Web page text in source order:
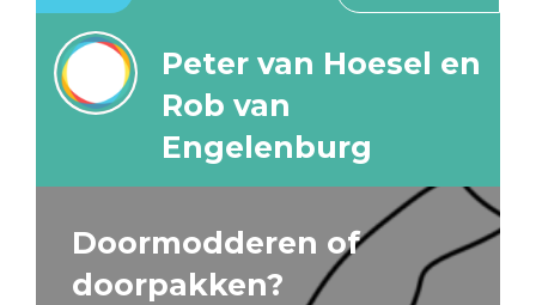
Peter van Hoesel en
Rob van
Engelenburg
Doormodderen of
doorpakken?